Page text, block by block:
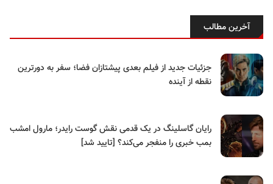
آخرین مطالب
جزئیات جدید از فیلم بعدی پیشتازان فضا؛ سفر به دورترین
نقطه از آینده
رایان گاسلینگ در یک قدمی نقش گوست رایدر؛ مارول امشب
بمب خبری را منفجر می‌کند؟ [تایید شد]